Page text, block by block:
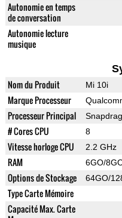
Autonomie en temps
de conversation
Autonomie lecture
musique
Nom du Produit Mi 10i
Marque Processeur
Processeur Principal
# Cores CPU 8
Vitesse horloge CPU 2.2 GHz
RAM 6GO/
Options de Stockage 64GO/
Type Carte Mémoire
Capacité Max. Carte